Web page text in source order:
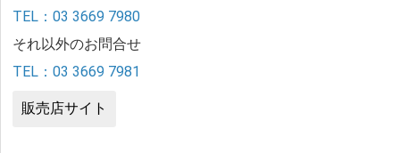
TEL：03 3669 7980
それ以外のお問合せ
TEL：03 3669 7981
販売店サイト